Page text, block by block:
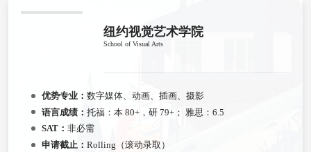
纽约视觉艺术学院
School of Visual Arts
优势专业： 数字媒体、动画、插画、摄影
语言成绩： 托福：本 80+，研 79+； 雅思：6.5
SAT： 非必需
申请截止： Rolling（滚动录取）